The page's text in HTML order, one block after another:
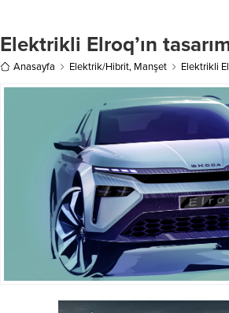
Elektrikli Elroq’ın
Anasayfa Elektrik/Hibrit, Manşet Elektrikli